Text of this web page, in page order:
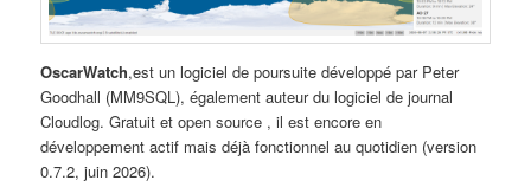
OscarWatch,est un logiciel de poursuite développé par Peter
Goodhall (MM9SQL), également auteur du logiciel de journal
Cloudlog. Gratuit et open source , il est encore en
développement actif mais déjà fonctionnel au quotidien (version
0.7.2, juin 2026).